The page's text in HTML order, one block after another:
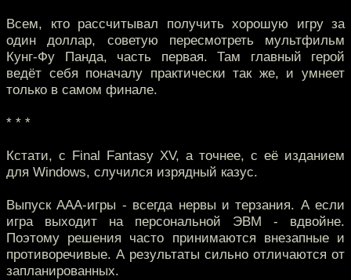
Всем, кто рассчитывал получить хорошую игру за
один доллар, советую пересмотреть мультфильм
Кунг-Фу Панда, часть первая. Там главный герой
ведёт себя поначалу практически так же, и умнеет
только в самом финале.
* * *
Кстати, с Final Fantasy XV, а точнее, с её изданием
для Windows, случился изрядный казус.
Выпуск ААА-игры - всегда нервы и терзания. А если
игра выходит на персональной ЭВМ - вдвойне.
Поэтому решения часто принимаются внезапные и
противоречивые. А результаты сильно отличаются от
запланированных.